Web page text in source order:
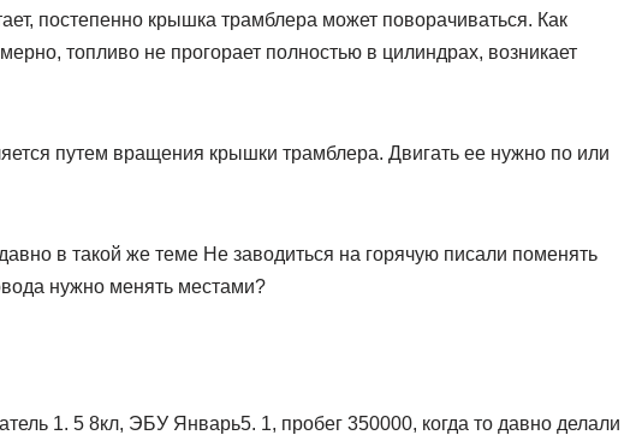
постепенно крышка трамблера может поворачиваться. Как
топливо не прогорает полностью в цилиндрах, возникает
путем вращения крышки трамблера. Двигать ее нужно по или
в такой же теме Не заводиться на горячую писали поменять
нужно менять местами?
1. 5 8кл, ЭБУ Январь5. 1, пробег 350000, когда то давно делали